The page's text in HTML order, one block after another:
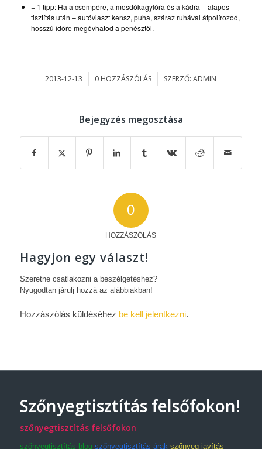
+ 1 tipp: Ha a csempére, a mosdókagylóra és a kádra – alapos
tisztítás után – autóviaszt kensz, puha, száraz ruhával átpolírozod,
hosszú időre megóvhatod a penésztől.
2013-12-13
/ 0 HOZZÁSZÓLÁS
/ SZERZŐ:ADMIN
Bejegyzés megosztása
0
HOZZÁSZÓLÁS
Hagyjon egy választ!
Szeretne csatlakozni a beszélgetéshez?
Nyugodtan járulj hozzá az alábbiakban!
Hozzászólás küldéséhez be kell jelentkezni.
Szőnyegtisztítás felsőfokon!
szőnyegtisztítás felsőfokon
szőnyegtisztítás blog szőnyegtisztítás árak szőnyeg javítás